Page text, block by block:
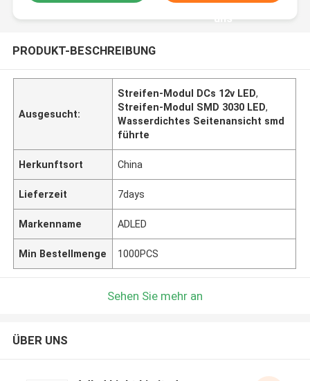
uns
PRODUKT-BESCHREIBUNG
Ausgesucht:
Streifen-Modul DCs 12v LED,
Streifen-Modul SMD 3030 LED,
Wasserdichtes Seitenansicht smd
führte
Herkunftsort China
Lieferzeit 7days
Markenname ADLED
Min Bestellmenge 1000PCS
Sehen Sie mehr an
ÜBER UNS